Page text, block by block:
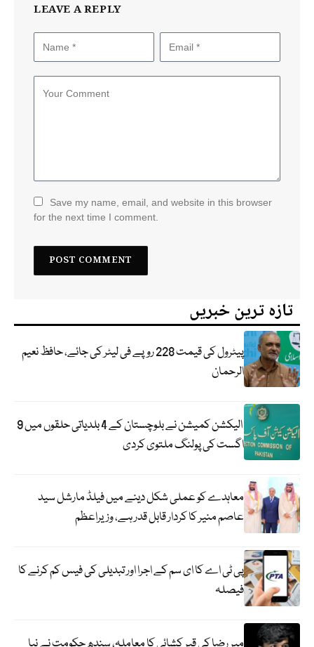
LEAVE A REPLY
Save my name, email, and website in this browser
for the next time I comment.
تازہ ترین خبریں
پیٹرول کی قیمت 228 روپے فی لیٹر کی جائے، حافظ نعیم
الرحمان
الیکشن کمیشن نے بلوچستان کے 4 بلدیاتی حلقوں میں 9
اگست کی پولنگ ملتوی کردی
معاہدے کو عملی شکل دینے میں فیلڈ مارشل سید
عاصم منیر کا کردار قابل قدر ہے، وزیراعظم
پی ٹی اے کا ای سم کے اجرا اور تبدیلی کی فیس کم کرنے کا
فیصلہ